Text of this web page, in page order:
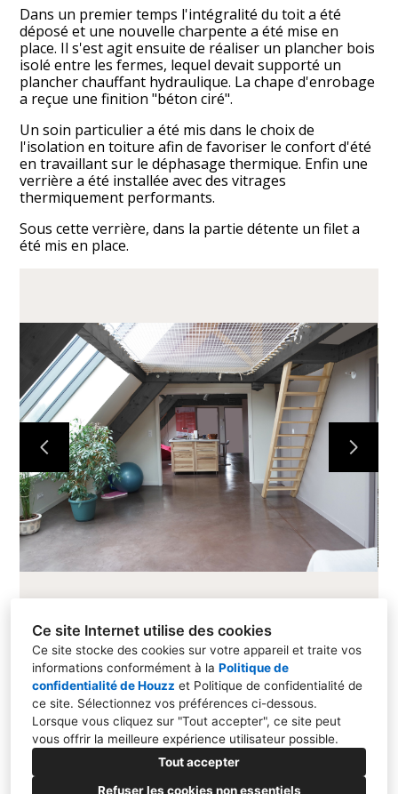
Ce site Internet utilise des cookies
Ce site stocke des cookies sur votre appareil et traite vos
informations conformément à la Politique de
confidentialité de Houzz et Politique de confidentialité de
ce site. Sélectionnez vos préférences ci-dessous.
Lorsque vous cliquez sur "Tout accepter", ce site peut
vous offrir la meilleure expérience utilisateur possible.
Tout accepter
Refuser les cookies non essentiels
ACCUEIL
RÉALISATIONS
À PROPOS
Dans un premier temps l'intégralité du toit a été
déposé et une nouvelle charpente a été mise en
place. Il s'est agit ensuite de réaliser un plancher bois
isolé entre les fermes, lequel devait supporté un
plancher chauffant hydraulique. La chape d'enrobage
a reçue une finition "béton ciré".
Un soin particulier a été mis dans le choix de
l'isolation en toiture afin de favoriser le confort d'été
en travaillant sur le déphasage thermique. Enfin une
verrière a été installée avec des vitrages
thermiquement performants.
Sous cette verrière, dans la partie détente un filet a
été mis en place.
38100, Grenoble
06 88 07 77 80
c.leyrissoux@cl-archi.fr